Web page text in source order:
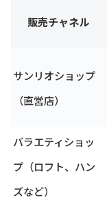
販売チャネル
サンリオショップ
（直営店）
バラエティショッ
プ（ロフト、ハン
ズなど）